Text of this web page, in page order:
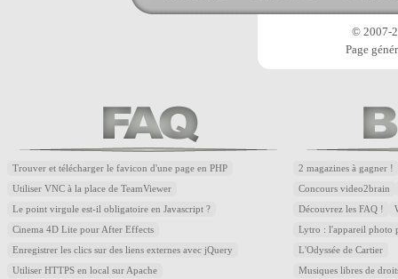
© 2007-
Page
Trouver et télécharger le favicon d'une page en PHP
Utiliser VNC à la place de TeamViewer
Le point virgule est-il obligatoire en Javascript ?
Cinema 4D Lite pour After Effects
Enregistrer les clics sur des liens externes avec jQuery
Utiliser HTTPS en local sur Apache
2 magazines à gagner !
Concours video2brain
Découvrez les FAQ !
Lytro : l'appareil photo
L'Odyssée de Cartier
Musiques libres de